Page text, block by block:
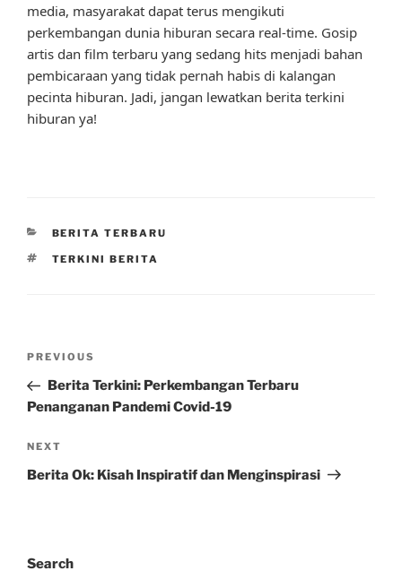
media, masyarakat dapat terus mengikuti
perkembangan dunia hiburan secara real-time. Gosip
artis dan film terbaru yang sedang hits menjadi bahan
pembicaraan yang tidak pernah habis di kalangan
pecinta hiburan. Jadi, jangan lewatkan berita terkini
hiburan ya!
CATEGORIES
BERITA TERBARU
TAGS
TERKINI BERITA
Previous
Post
PREVIOUS
Berita Terkini: Perkembangan Terbaru
Penanganan Pandemi Covid-19
Next
Post
NEXT
Berita Ok: Kisah Inspiratif dan Menginspirasi
Search